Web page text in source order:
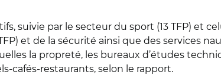
suivie par le secteur du sport (13 TFP) et
et de la sécurité ainsi que des services
la propreté, les bureaux d’études
cafés-restaurants, selon le rapport.